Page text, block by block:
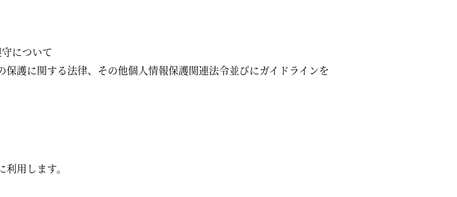
について
護に関する法律、その他個人情報保護関連法令並びにガイドラインを
用します。